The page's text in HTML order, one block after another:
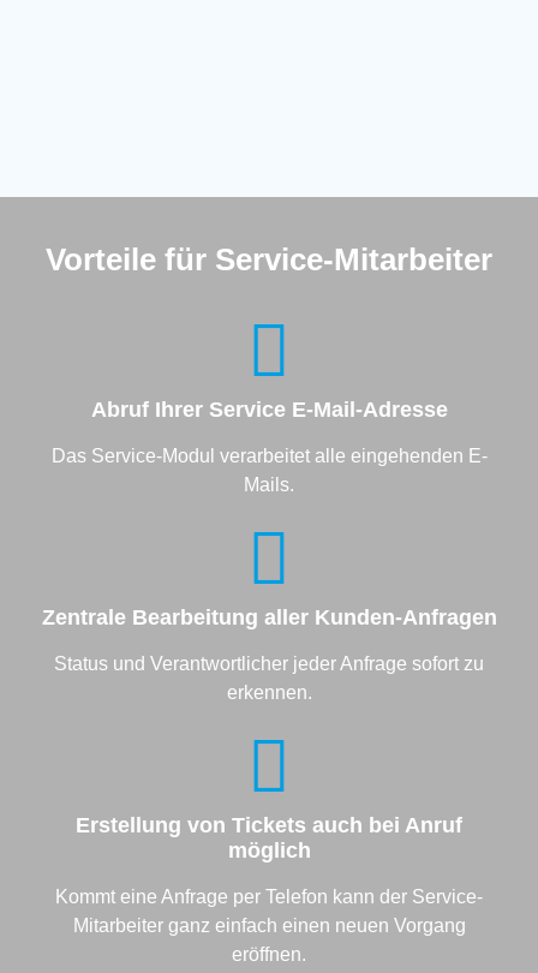
Vorteile für Service-Mitarbeiter
Abruf Ihrer Service E-Mail-Adresse
Das Service-Modul verarbeitet alle eingehenden E-
Mails.
Zentrale Bearbeitung aller Kunden-Anfragen
Status und Verantwortlicher jeder Anfrage sofort zu
erkennen.
Erstellung von Tickets auch bei Anruf
möglich
Kommt eine Anfrage per Telefon kann der Service-
Mitarbeiter ganz einfach einen neuen Vorgang
eröffnen.